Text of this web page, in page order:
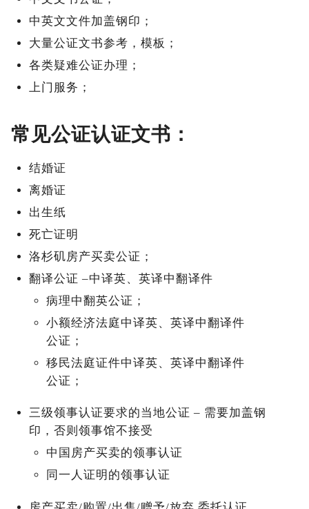
中英文文件加盖钢印；
大量公证文书参考，模板；
各类疑难公证办理；
上门服务；
常见公证认证文书：
结婚证
离婚证
出生纸
死亡证明
洛杉矶房产买卖公证；
翻译公证 –中译英、英译中翻译件
病理中翻英公证；
小额经济法庭中译英、英译中翻译件
公证；
移民法庭证件中译英、英译中翻译件
公证；
三级领事认证要求的当地公证 – 需要加盖钢
印，否则领事馆不接受
中国房产买卖的领事认证
同一人证明的领事认证